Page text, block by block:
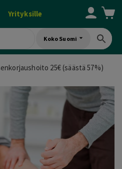
Yrityksille
Koko Suomi
25€ (säästä 57%)